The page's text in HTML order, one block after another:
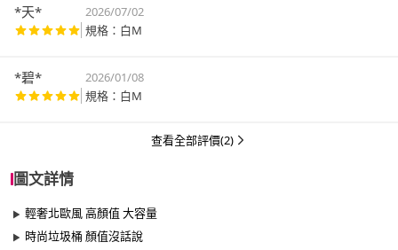
*天*
2026/07/02
規格：白M
*碧*
2026/01/08
規格：白M
查看全部評價(2)
圖文詳情
輕奢北歐風 高顏值 大容量
時尚垃圾桶 顏值沒話說